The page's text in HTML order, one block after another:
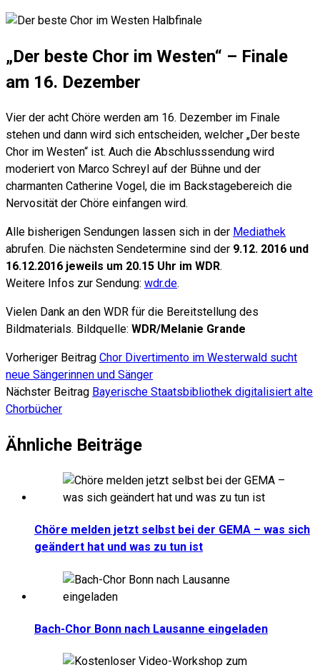
„Der beste Chor im Westen“ – Finale
am 16. Dezember
Vier der acht Chöre werden am 16. Dezember im Finale
stehen und dann wird sich entscheiden, welcher „Der beste
Chor im Westen“ ist. Auch die Abschlusssendung wird
moderiert von Marco Schreyl auf der Bühne und der
charmanten Catherine Vogel, die im Backstagebereich die
Nervosität der Chöre einfangen wird.
Alle bisherigen Sendungen lassen sich in der Mediathek
abrufen. Die nächsten Sendetermine sind der 9.12. 2016 und
16.12.2016 jeweils um 20.15 Uhr im WDR.
Weitere Infos zur Sendung: wdr.de.
Vielen Dank an den WDR für die Bereitstellung des
Bildmaterials. Bildquelle: WDR/Melanie Grande
Vorheriger Beitrag Chor Divertimento im Westerwald sucht
neue Sängerinnen und Sänger
Nächster Beitrag Bayerische Staatsbibliothek digitalisiert alte
Chorbücher
Ähnliche Beiträge
Chöre melden jetzt selbst bei der GEMA – was sich
geändert hat und was zu tun ist
Bach-Chor Bonn nach Lausanne eingeladen